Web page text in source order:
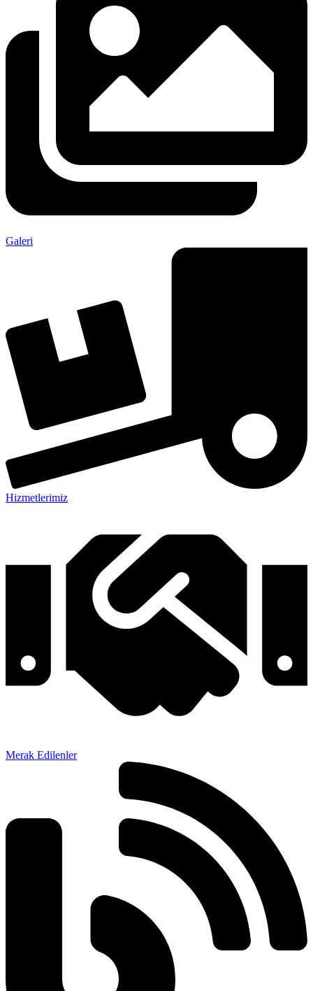
Galeri
Hizmetlerimiz
Merak Edilenler